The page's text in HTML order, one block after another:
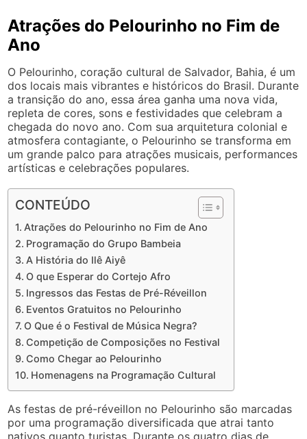
Atrações do Pelourinho no Fim de
Ano
O Pelourinho, coração cultural de Salvador, Bahia, é um
dos locais mais vibrantes e históricos do Brasil. Durante
a transição do ano, essa área ganha uma nova vida,
repleta de cores, sons e festividades que celebram a
chegada do novo ano. Com sua arquitetura colonial e
atmosfera contagiante, o Pelourinho se transforma em
um grande palco para atrações musicais, performances
artísticas e celebrações populares.
CONTEÚDO
Atrações do Pelourinho no Fim de Ano
Programação do Grupo Bambeia
A História do Ilê Aiyê
O que Esperar do Cortejo Afro
Ingressos das Festas de Pré-Réveillon
Eventos Gratuitos no Pelourinho
O Que é o Festival de Música Negra?
Competição de Composições no Festival
Como Chegar ao Pelourinho
Homenagens na Programação Cultural
As festas de pré-réveillon no Pelourinho são marcadas
por uma programação diversificada que atrai tanto
nativos quanto turistas. Durante os quatro dias de